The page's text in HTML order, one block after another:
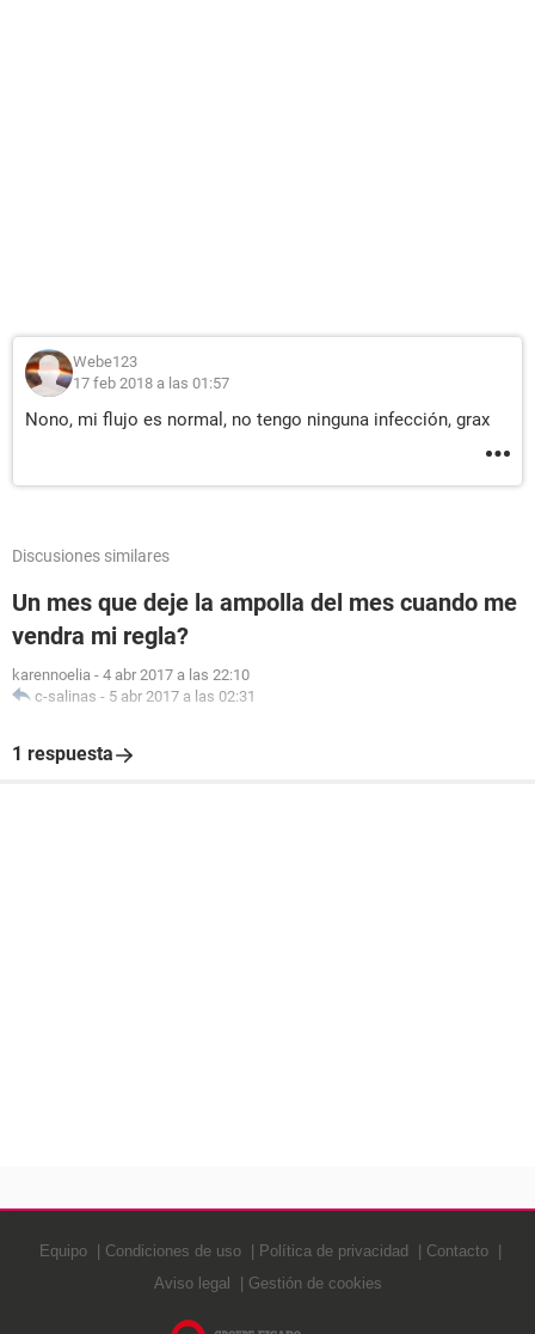
Webe123
17 feb 2018 a las 01:57
Nono, mi flujo es normal, no tengo ninguna infección, grax
Discusiones similares
Un mes que deje la ampolla del mes cuando me
vendra mi regla?
karennoelia - 4 abr 2017 a las 22:10
c-salinas - 5 abr 2017 a las 02:31
1 respuesta
Equipo Condiciones de uso Política de privacidad
Contacto
Aviso legal
Gestión de cookies